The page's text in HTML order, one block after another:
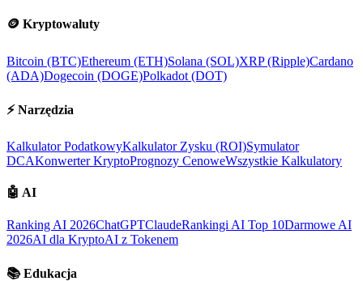
🪙 Kryptowaluty
Bitcoin (BTC)Ethereum (ETH)Solana (SOL)XRP (Ripple)Cardano
(ADA)Dogecoin (DOGE)Polkadot (DOT)
⚡ Narzędzia
Kalkulator PodatkowyKalkulator Zysku (ROI)Symulator
DCAKonwerter KryptoPrognozy CenoweWszystkie Kalkulatory
🤖 AI
Ranking AI 2026ChatGPTClaudeRankingi AI Top 10Darmowe AI
2026AI dla KryptoAI z Tokenem
📚 Edukacja